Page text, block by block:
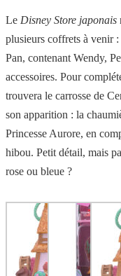
Le Disney Store japonais
plusieurs coffrets à venir
Pan, contenant Wendy,
accessoires. Pour
trouvera le carrosse de
son apparition : la
Princesse Aurore, en
hibou. Petit détail, mais
rose ou bleue ?